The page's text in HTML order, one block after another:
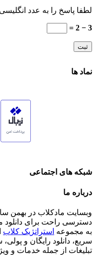
لطفا پاسخ را به عدد
3 − 2 =
نماد ها
شبکه های اجتماعی
درباره ما
دسترسی راحت برای دانلود
به مجموعه استراتژیک کلاب
سریع، دانلود رایگان و
تبلیغات از جمله خدمات و